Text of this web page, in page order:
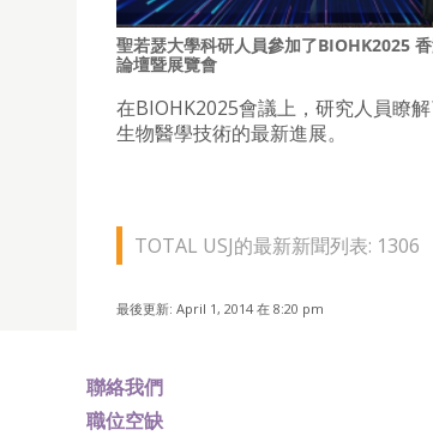
聖若瑟大學科研人員參加了BIOHK2025
論壇暨展覽會
在BIOHK2025會議上，研究人員瞭
生物醫學技術的最新進展。
TOTAL USJ的最新新聞列表: 1306
最後更新: April 1, 2014 在 8:20 pm
聯絡我們
職位空缺